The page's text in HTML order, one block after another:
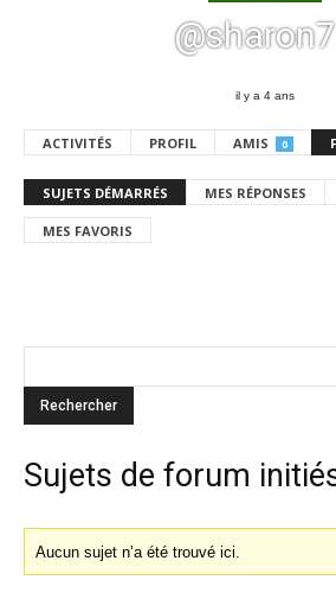
il y a 4 ans
ACTIVITÉS PROFIL AMIS 0
SUJETS DÉMARRÉS MES RÉPONSES
MES FAVORIS
Sujets de forum
Aucun sujet n’a été trouvé ici.